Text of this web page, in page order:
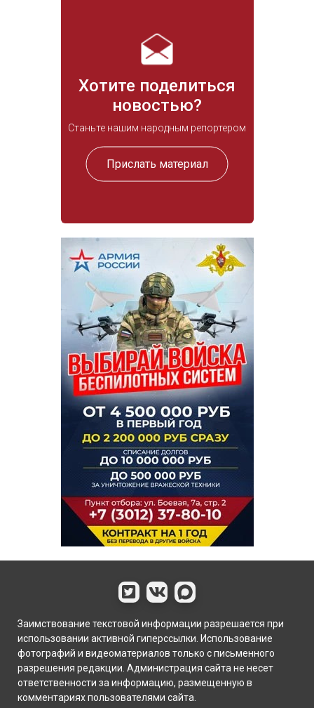
Хотите поделиться
новостью?
Станьте нашим народным репортером
Прислать материал
Заимствование текстовой информации разрешается при
использовании активной гиперссылки. Использование
фотографий и видеоматериалов только с письменного
разрешения редакции. Администрация сайта не несет
ответственности за информацию, размещенную в
комментариях пользователями сайта.